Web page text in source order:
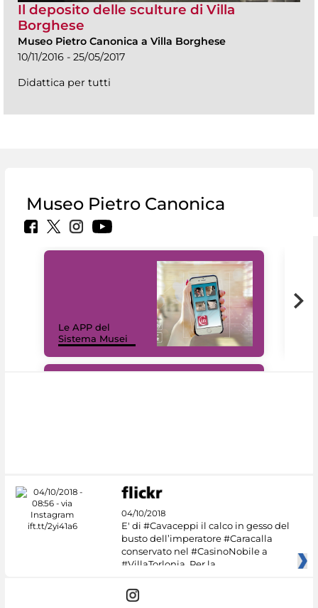
Il deposito delle sculture di Villa
Borghese
Museo Pietro Canonica a Villa Borghese
10/11/2016 - 25/05/2017
Didattica per tutti
Museo Pietro Canonica
Le APP del
Sistema Musei
04/10/2018
E' di #Cavaceppi il calco in gesso del
busto dell’imperatore #Caracalla
conservato nel #CasinoNobile a
#VillaTorlonia. Per la